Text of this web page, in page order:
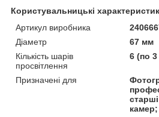
Користувальницькі
Артикул виробника
Діаметр
67 мм
Кількість шарів
просвітлення
6 (по 3
Призначені для
камер;